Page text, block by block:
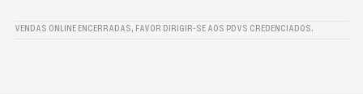
VENDAS ONLINE ENCERRADAS, FAVOR DIRIGIR-SE AOS PDVS CREDENCIADOS.